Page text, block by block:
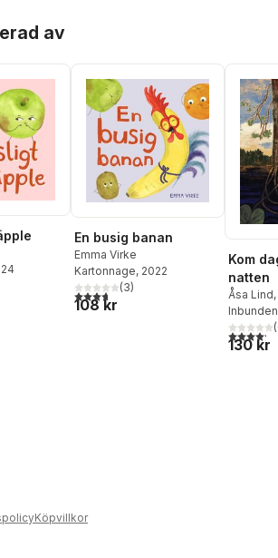
av
Totalt antal röster:
En busig banan
Emma Virke
Kartonnage, 2022
3,7utav 5 stjärnor. Totalt antal röster:
(3)
108 kr
Kom
natten
Åsa Lind,
Inbunden
4,2utav 5(
130 kr
Köpvillkor